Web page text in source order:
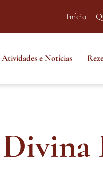
Início
Atividades e Notícias